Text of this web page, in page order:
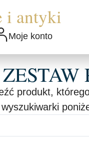
Moje konto
produkt,